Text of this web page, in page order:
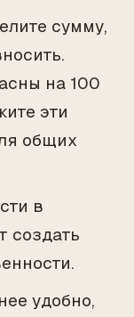
сумму,
на 100
эти
общих
в
создать
удобно,